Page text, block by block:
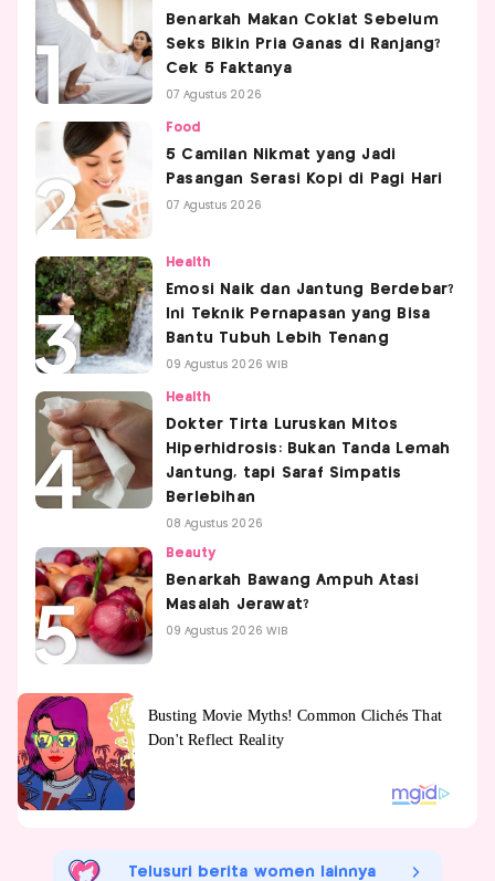
Benarkah Makan Coklat Sebelum
Seks Bikin Pria Ganas di Ranjang?
Cek 5 Faktanya
07 Agustus 2026
Food
5 Camilan Nikmat yang Jadi
Pasangan Serasi Kopi di Pagi Hari
07 Agustus 2026
Health
Emosi Naik dan Jantung Berdebar?
Ini Teknik Pernapasan yang Bisa
Bantu Tubuh Lebih Tenang
09 Agustus 2026 WIB
Health
Dokter Tirta Luruskan Mitos
Hiperhidrosis: Bukan Tanda Lemah
Jantung, tapi Saraf Simpatis
Berlebihan
08 Agustus 2026
Beauty
Benarkah Bawang Ampuh Atasi
Masalah Jerawat?
09 Agustus 2026 WIB
Telusuri berita women lainnya